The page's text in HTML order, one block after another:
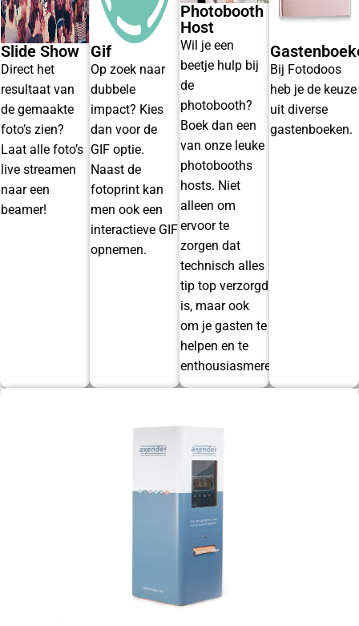
Slide Show
Direct het
resultaat van
de gemaakte
foto’s zien?
Laat alle foto’s
live streamen
naar een
beamer!
Gif
Op zoek naar
dubbele
impact? Kies
dan voor de
GIF optie.
Naast de
fotoprint kan
men ook een
interactieve GIF
opnemen.
Photobooth
Host
Wil je een
beetje hulp bij
de
photobooth?
Boek dan een
van onze leuke
photobooths
hosts. Niet
alleen om
ervoor te
zorgen dat
technisch alles
tip top verzorgd
is, maar ook
om je gasten te
helpen en te
enthousiasmeren.
Bij Fotodoos
heb je de keuze
uit diverse
gastenboeken.